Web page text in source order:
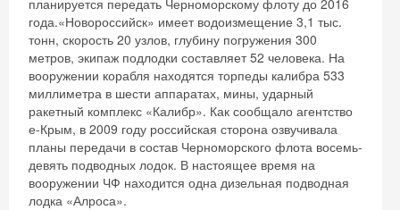
планируется передать Черноморскому флоту до 2016
года.«Новороссийск» имеет водоизмещение 3,1 тыс.
тонн, скорость 20 узлов, глубину погружения 300
метров, экипаж подлодки составляет 52 человека. На
вооружении корабля находятся торпеды калибра 533
миллиметра в шести аппаратах, мины, ударный
ракетный комплекс «Калибр». Как сообщало агентство
е-Крым, в 2009 году российская сторона озвучивала
планы передачи в состав Черноморского флота восемь-
девять подводных лодок. В настоящее время на
вооружении ЧФ находится одна дизельная подводная
лодка «Алроса».